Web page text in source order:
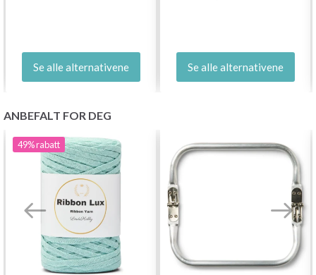
Se alle alternativene Se alle alternativene
ANBEFALT FOR DEG
49%rabatt